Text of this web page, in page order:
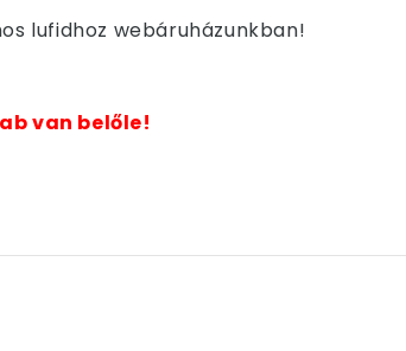
lufidhoz webáruházunkban!
van belőle!